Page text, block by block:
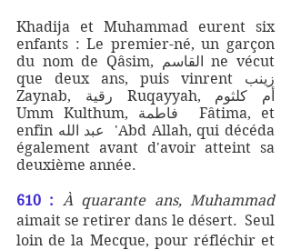
Khadija et Muhammad eurent six
enfants : Le premier-né, un garçon
du nom de Qâsim, القاسم ne vécut
que deux ans, puis vinrent زينب
Zaynab, رقية Ruqayyah, أم كلثوم
Umm Kulthum, فاطمة  Fâtima, et
enfin عبد الله  'Abd Allah, qui décéda
également avant d'avoir atteint sa
deuxième année.
610 :
À quarante ans, Muhammad
aimait se retirer dans le désert.  Seul
loin de la Mecque, pour réfléchir et